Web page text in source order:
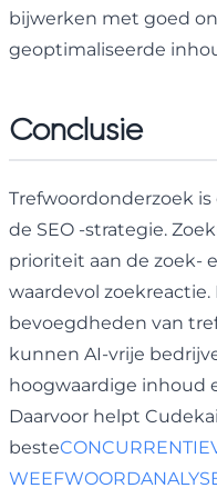
bijwerken met goed
geoptimaliseerde
Conclusie
Trefwoordonderzoek
de SEO -strategie.
prioriteit aan de zoek-
waardevol
bevoegdheden van
kunnen AI-vrije
hoogwaardige inhoud
Daarvoor helpt
beste